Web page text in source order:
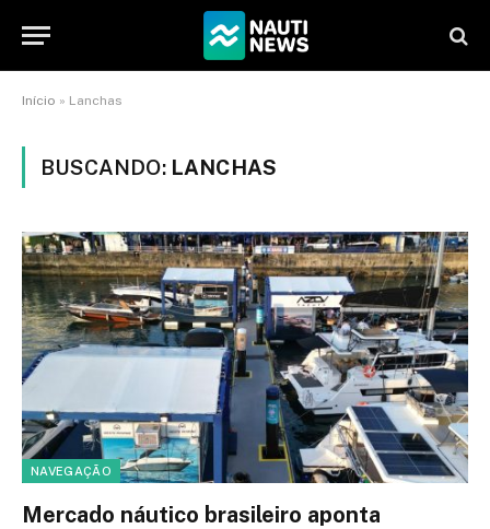
Início » Lanchas
BUSCANDO: LANCHAS
NAVEGAÇÃO
Mercado náutico brasileiro aponta